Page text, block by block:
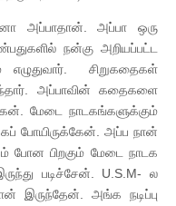
அப்பாதான். அப்பா ஒரு
நன்கு அறியப்பட்ட
எழுதுவார். சிறுகதைகள்
அப்பாவின் கதைகளை
மேடை நாடகங்களுக்கும்
போயிருக்கேன். அப்ப நான்
பிறகும் மேடை நாடக
படிச்சேன். U.S.M- ல
இருந்தேன். அங்க நடிப்பு